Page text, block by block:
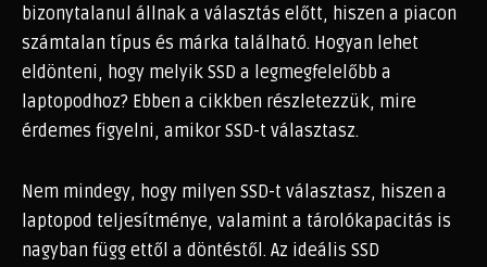
bizonytalanul állnak a választás előtt, hiszen a piacon
számtalan típus és márka található. Hogyan lehet
eldönteni, hogy melyik SSD a legmegfelelőbb a
laptopodhoz? Ebben a cikkben részletezzük, mire
érdemes figyelni, amikor SSD-t választasz.
Nem mindegy, hogy milyen SSD-t választasz, hiszen a
laptopod teljesítménye, valamint a tárolókapacitás is
nagyban függ ettől a döntéstől. Az ideális SSD